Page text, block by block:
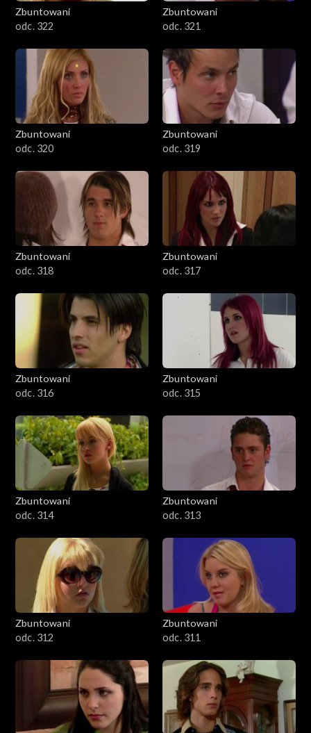
Zbuntowani
odc. 322
Zbuntowani
odc. 321
Zbuntowani
odc. 320
Zbuntowani
odc. 319
Zbuntowani
odc. 318
Zbuntowani
odc. 317
Zbuntowani
odc. 316
Zbuntowani
odc. 315
Zbuntowani
odc. 314
Zbuntowani
odc. 313
Zbuntowani
odc. 312
Zbuntowani
odc. 311